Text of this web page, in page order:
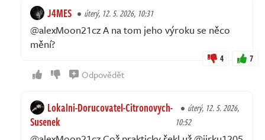
J4MES úterý, 12. 5. 2026, 10:31
@alexMoon21cz A na tom jeho výroku se něco
mění?
4 7
Odpovědět
Lokalni-Dorucovatel-Citronovych-
Susenek
úterý, 12. 5. 2026,
10:52